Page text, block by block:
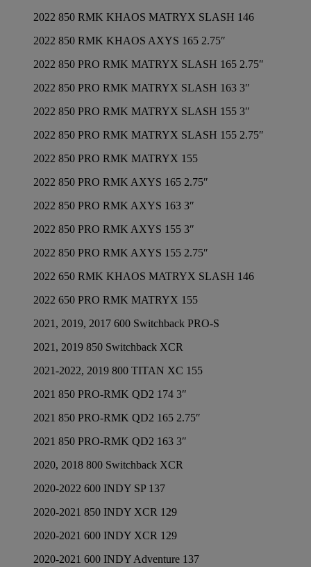
2022 850 RMK KHAOS MATRYX SLASH 146
2022 850 RMK KHAOS AXYS 165 2.75″
2022 850 PRO RMK MATRYX SLASH 165 2.75″
2022 850 PRO RMK MATRYX SLASH 163 3″
2022 850 PRO RMK MATRYX SLASH 155 3″
2022 850 PRO RMK MATRYX SLASH 155 2.75″
2022 850 PRO RMK MATRYX 155
2022 850 PRO RMK AXYS 165 2.75″
2022 850 PRO RMK AXYS 163 3″
2022 850 PRO RMK AXYS 155 3″
2022 850 PRO RMK AXYS 155 2.75″
2022 650 RMK KHAOS MATRYX SLASH 146
2022 650 PRO RMK MATRYX 155
2021, 2019, 2017 600 Switchback PRO-S
2021, 2019 850 Switchback XCR
2021-2022, 2019 800 TITAN XC 155
2021 850 PRO-RMK QD2 174 3″
2021 850 PRO-RMK QD2 165 2.75″
2021 850 PRO-RMK QD2 163 3″
2020, 2018 800 Switchback XCR
2020-2022 600 INDY SP 137
2020-2021 850 INDY XCR 129
2020-2021 600 INDY XCR 129
2020-2021 600 INDY Adventure 137